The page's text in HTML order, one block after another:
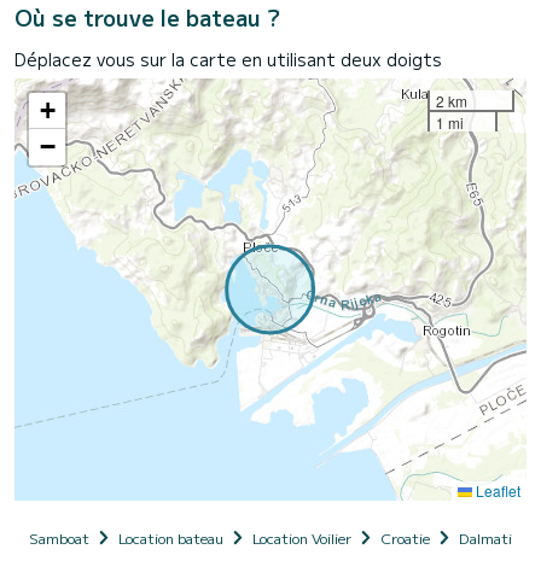
Où se trouve le bateau ?
Déplacez vous sur la carte en utilisant deux doigts
+
−
2 km
1 mi
Leaflet
Samboat Location bateau Location Voilier Croatie Dalmatie